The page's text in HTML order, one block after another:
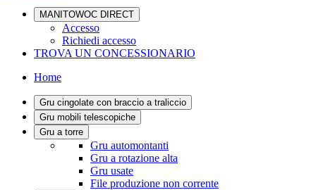
MANITOWOC DIRECT
Accesso
Richiedi accesso
TROVA UN CONCESSIONARIO
Home
Gru cingolate con braccio a traliccio
Gru mobili telescopiche
Gru a torre
Gru automontanti
Gru a rotazione alta
Gru usate
File produzione non corrente